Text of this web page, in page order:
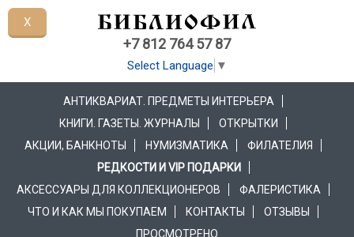
+7 812 764 57 87
Select Language ▼
АНТИКВАРИАТ. ПРЕДМЕТЫ ИНТЕРЬЕРА
КНИГИ. ГАЗЕТЫ. ЖУРНАЛЫ
ОТКРЫТКИ
АКЦИИ, БАНКНОТЫ
НУМИЗМАТИКА
ФИЛАТЕЛИЯ
РЕДКОСТИ И VIP ПОДАРКИ
АКСЕССУАРЫ ДЛЯ КОЛЛЕКЦИОНЕРОВ
ФАЛЕРИСТИКА
ЧТО И КАК МЫ ПОКУПАЕМ
КОНТАКТЫ
ОТЗЫВЫ
ПРОСМОТРЕНО
X